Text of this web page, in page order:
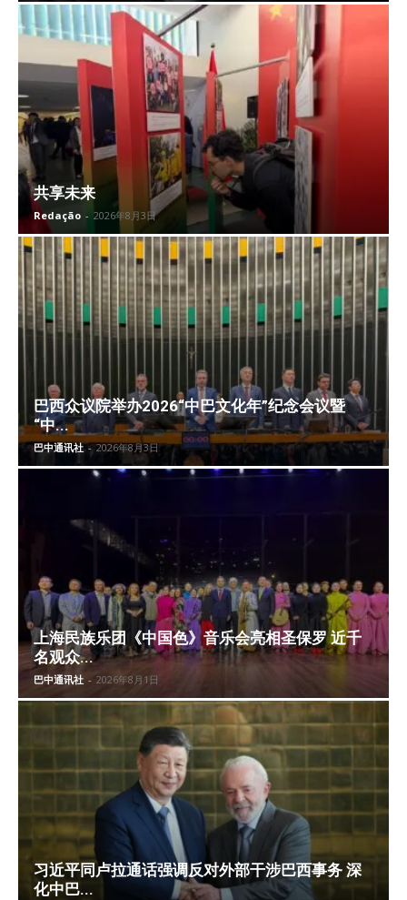
共享未来
Redação - 2026年8月3日
巴西众议院举办2026“中巴文化年”纪念会议暨
“中...
巴中通讯社 - 2026年8月3日
上海民族乐团《中国色》音乐会亮相圣保罗 近千
名观众...
巴中通讯社 - 2026年8月1日
习近平同卢拉通话强调反对外部干涉巴西事务 深
化中巴...